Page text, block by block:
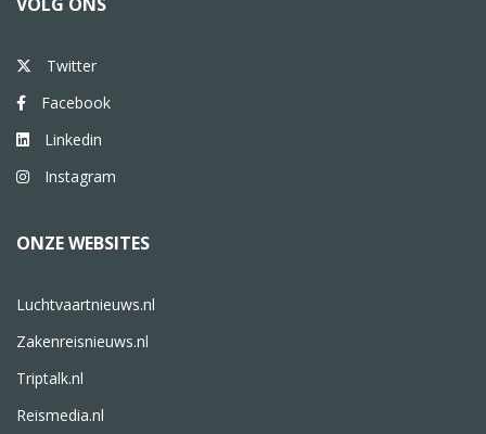
Twitter
Facebook
Linkedin
Instagram
ONZE WEBSITES
Luchtvaartnieuws.nl
Zakenreisnieuws.nl
Triptalk.nl
Reismedia.nl